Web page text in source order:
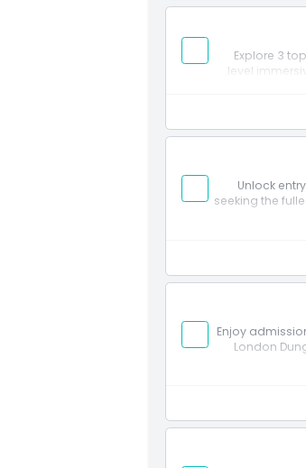
Explore 3
level
Unlock
seeking the
Enjoy
London